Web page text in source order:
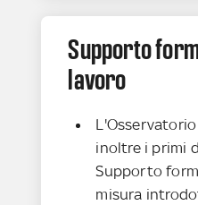
Supporto
lavoro
inoltre i primi
Supporto
misura